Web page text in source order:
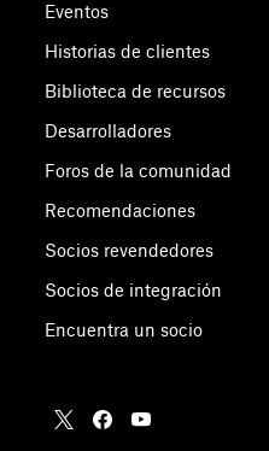
Eventos
Historias de clientes
Biblioteca de recursos
Desarrolladores
Foros de la comunidad
Recomendaciones
Socios revendedores
Socios de integración
Encuentra un socio